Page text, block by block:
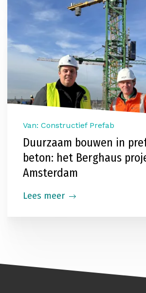
Van: Constructief Prefab
Duurzaam bouwen in
beton: het Berghaus
Amsterdam
Lees meer